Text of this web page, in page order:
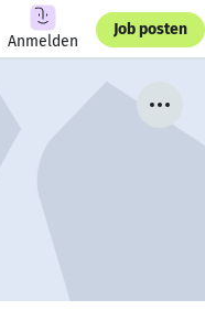
Anmelden
Job posten